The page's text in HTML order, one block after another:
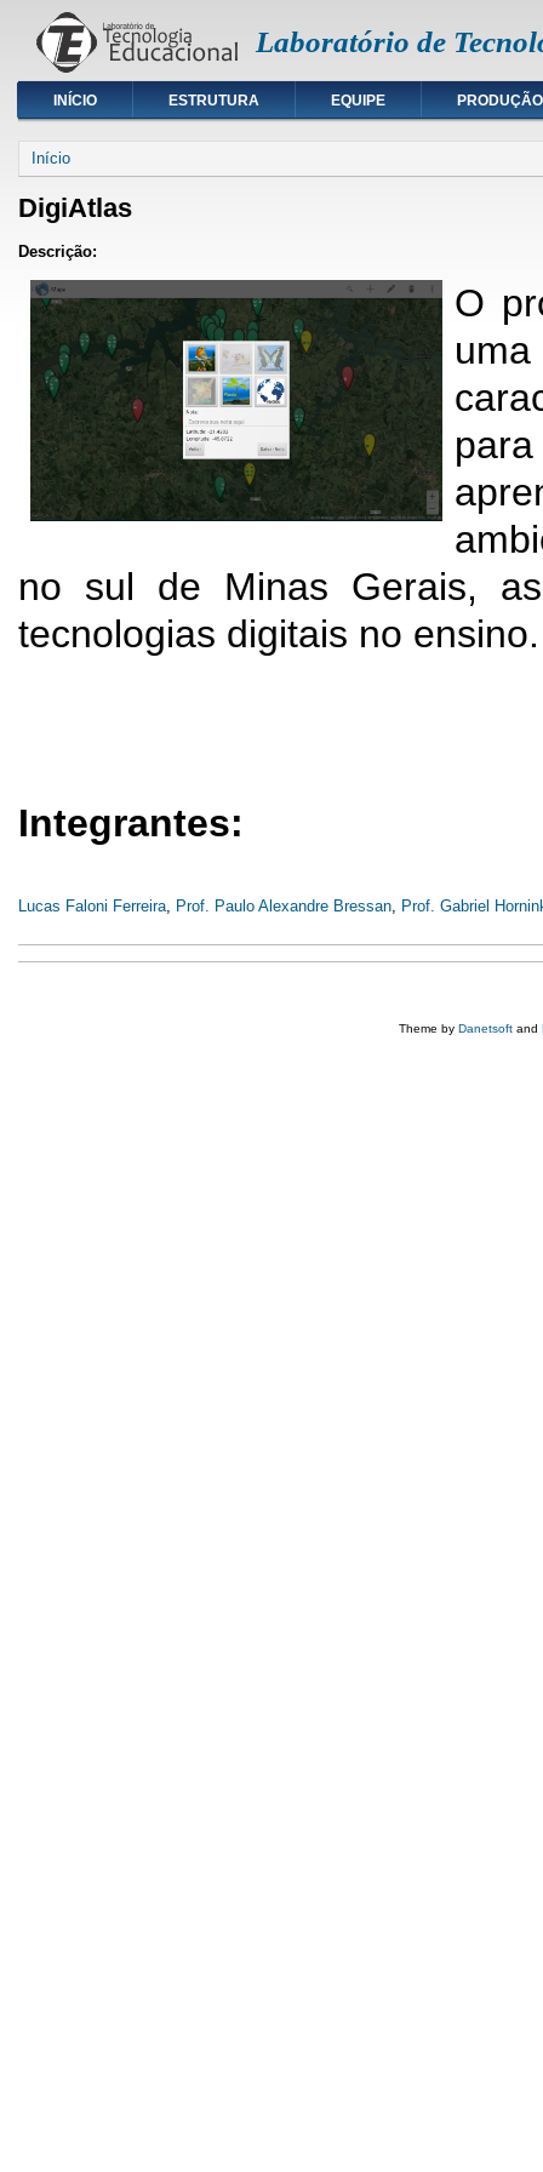
Laboratório de
INÍCIO ESTRUTURA EQUIPE PRODUÇÃO
Início
DigiAtlas
Descrição:
O
no sul de Minas Gerais,
tecnologias digitais no ensino.
Integrantes:
Lucas Faloni Ferreira, Prof. Paulo Alexandre Bressan, Prof. Gabriel
Theme by Danetsoft and